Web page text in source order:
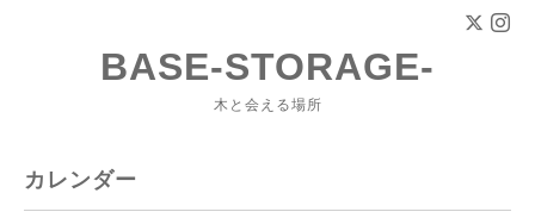
BASE-STORAGE-
木と会える場所
カレンダー